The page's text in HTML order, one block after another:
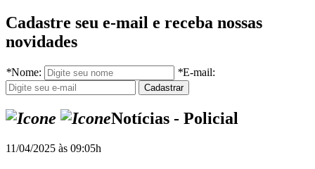
Cadastre seu e-mail e receba nossas
novidades
*Nome: *E-mail:
Notícias - Policial
11/04/2025 às 09:05h